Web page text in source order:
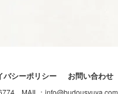
バシーポリシー お問い合わせ
MAIL： info@budousyuya.com